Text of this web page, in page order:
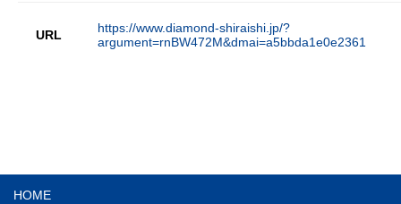
URL
https://www.diamond-shiraishi.jp/?
argument=rnBW472M&dmai=a5bbda1e0e2361
HOME